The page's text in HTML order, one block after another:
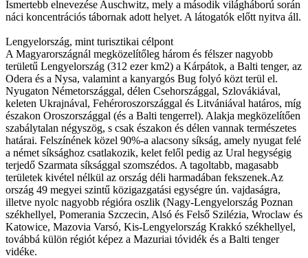
Ismertebb elnevezése Auschwitz, mely a második világháború során
náci koncentrációs tábornak adott helyet. A látogatók előtt nyitva áll.
Lengyelország, mint turisztikai célpont
A Magyarországnál megközelítőleg három és félszer nagyobb
területű Lengyelország (312 ezer km2) a Kárpátok, a Balti tenger, az
Odera és a Nysa, valamint a kanyargós Bug folyó közt terül el.
Nyugaton Németországgal, délen Csehországgal, Szlovákiával,
keleten Ukrajnával, Fehéroroszországgal és Litvániával határos, míg
északon Oroszországgal (és a Balti tengerrel). Alakja megközelítően
szabálytalan négyszög, s csak északon és délen vannak természetes
határai. Felszínének közel 90%-a alacsony síkság, amely nyugat felé
a német síksághoz csatlakozik, kelet felől pedig az Ural hegységig
terjedő Szarmata síksággal szomszédos. A tagoltabb, magasabb
területek kivétel nélkül az ország déli harmadában fekszenek.Az
ország 49 megyei szintű közigazgatási egységre ún. vajdaságra,
illetve nyolc nagyobb régióra oszlik (Nagy-Lengyelország Poznan
székhellyel, Pomerania Szczecin, Alsó és Felső Szilézia, Wroclaw és
Katowice, Mazovia Varsó, Kis-Lengyelország Krakkó székhellyel,
továbbá külön régiót képez a Mazuriai tóvidék és a Balti tenger
vidéke.